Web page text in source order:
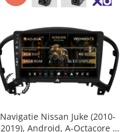
Navigatie Nissan Juke (2010-
2019), Android, A-Octacore /